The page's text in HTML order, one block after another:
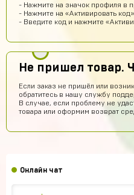
- Нажмите на значок профиля в
- Нажмите на «Активировать
- Введите код и нажмите
Не пришел товар.
Если заказ не пришёл или
обратитесь в нашу службу
В случае, если проблему не
товара или оформим возврат
Онлайн чат
ДП Все дошло спасибо
А как купить ак через
Денис Щетинин
на почту придти должно
Дима Кудрявцев